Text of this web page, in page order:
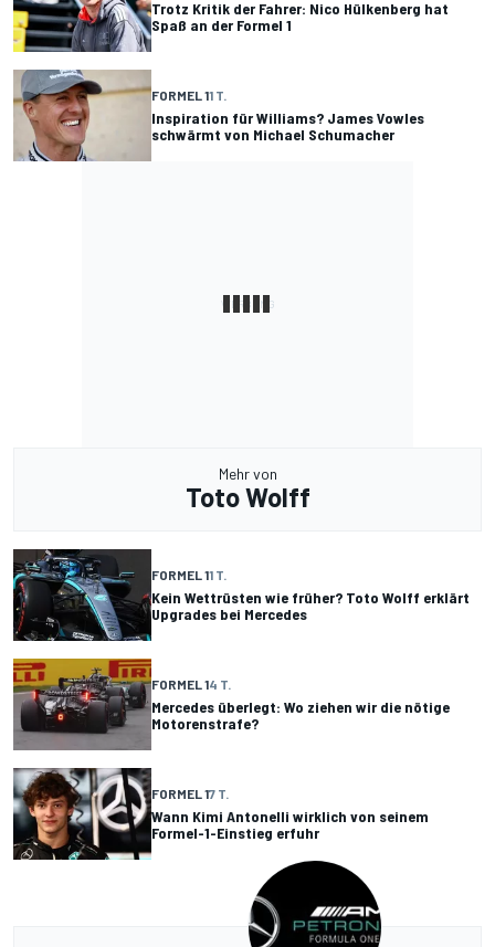
Trotz Kritik der Fahrer: Nico Hülkenberg hat
Spaß an der Formel 1
FORMEL 11 T.
Inspiration für Williams? James Vowles
schwärmt von Michael Schumacher
Mehr von
Toto Wolff
FORMEL 11 T.
Kein Wettrüsten wie früher? Toto Wolff erklärt
Upgrades bei Mercedes
FORMEL 14 T.
Mercedes überlegt: Wo ziehen wir die nötige
Motorenstrafe?
FORMEL 17 T.
Wann Kimi Antonelli wirklich von seinem
Formel-1-Einstieg erfuhr